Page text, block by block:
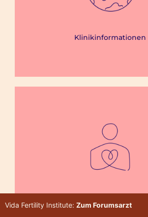
Vida Fertility Institute: Zum Forumsarzt
Klinikinformationen
Behandlungsspektrum